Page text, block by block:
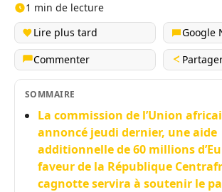
1 min de lecture
Lire plus tard
Google
Commenter
SOMMAIRE
La commission de l’Union
annoncé jeudi dernier, une aide
additionnelle de 60 millions
faveur de la République
cagnotte servira à soutenir le